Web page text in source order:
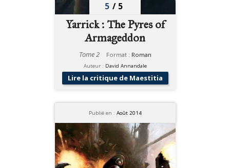
5 / 5
Yarrick : The Pyres of
Armageddon
Tome 2 Format : Roman
Auteur : David Annandale
Lire la critique de Maestitia
Publié en : Août 2014